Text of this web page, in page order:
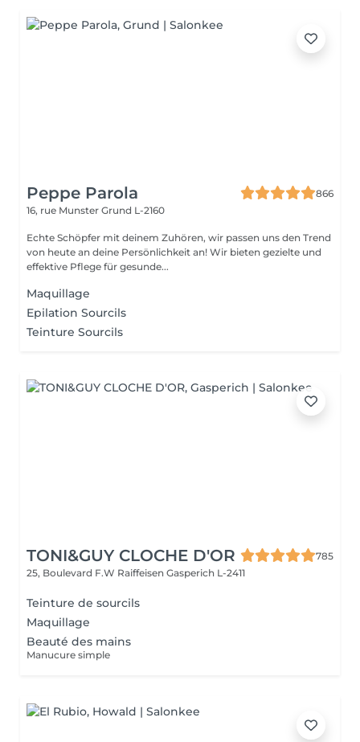
Peppe Parola
866
16, rue Munster Grund L-2160
Echte Schöpfer mit deinem Zuhören, wir passen uns den Trend
von heute an deine Persönlichkeit an! Wir bieten gezielte und
effektive Pflege für gesunde...
Maquillage
Epilation Sourcils
Teinture Sourcils
TONI&GUY CLOCHE D'OR
785
25, Boulevard F.W Raiffeisen Gasperich L-2411
Teinture de sourcils
Maquillage
Beauté des mains
Manucure simple